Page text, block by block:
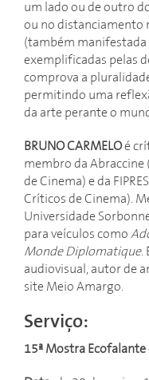
um lado ou de outro
ou no distanciamento
(também
exemplificadas pelas
comprova a
permitindo uma
da arte perante o
BRUNO CARMELOé
membro da Abraccine
de Cinema) e da
Críticos de Cinema).
Universidade
para veículos como
Monde Diplomatique.
audiovisual, autor de
site Meio Amargo.
Serviço:
15ª Mostra Ecofalante